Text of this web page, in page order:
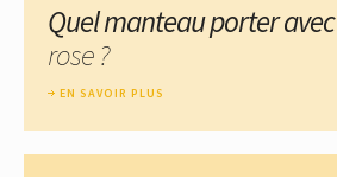
Quel manteau porter avec
rose ?
EN SAVOIR PLUS